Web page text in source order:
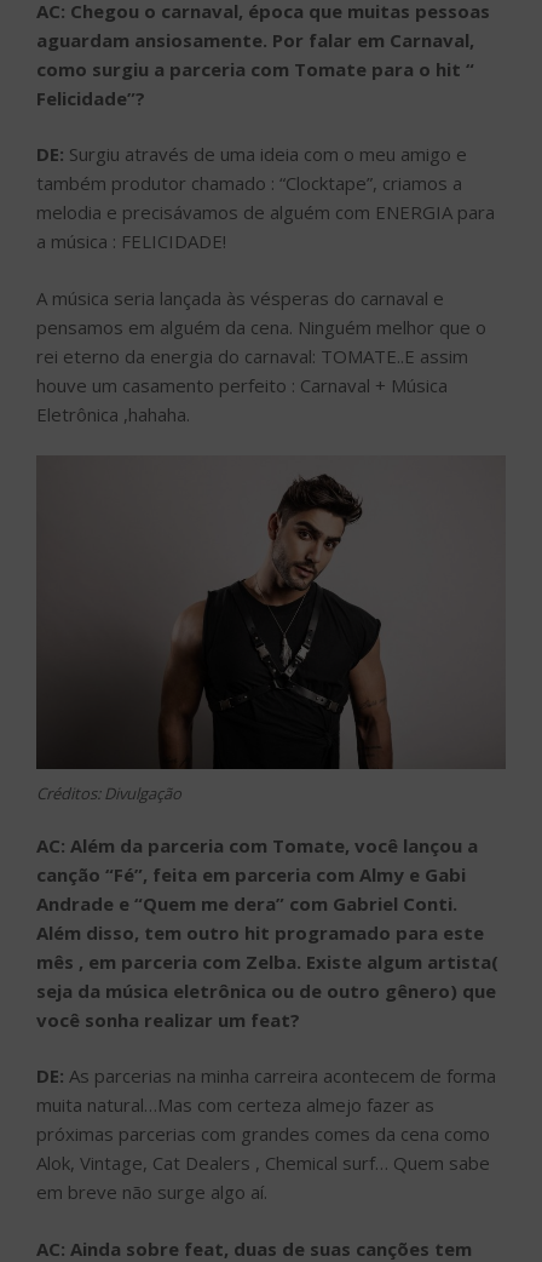
AC: Chegou o carnaval, época que muitas pessoas
aguardam ansiosamente. Por falar em Carnaval,
como surgiu a parceria com Tomate para o hit “
Felicidade”?
DE: Surgiu através de uma ideia com o meu amigo e
também produtor chamado : “Clocktape”, criamos a
melodia e precisávamos de alguém com ENERGIA para
a música : FELICIDADE!
A música seria lançada às vésperas do carnaval e
pensamos em alguém da cena. Ninguém melhor que o
rei eterno da energia do carnaval: TOMATE..E assim
houve um casamento perfeito : Carnaval + Música
Eletrônica ,hahaha.
Créditos: Divulgação
AC: Além da parceria com Tomate, você lançou a
canção “Fé”, feita em parceria com Almy e Gabi
Andrade e “Quem me dera” com Gabriel Conti.
Além disso, tem outro hit programado para este
mês , em parceria com Zelba. Existe algum artista(
seja da música eletrônica ou de outro gênero) que
você sonha realizar um feat?
DE: As parcerias na minha carreira acontecem de forma
muita natural…Mas com certeza almejo fazer as
próximas parcerias com grandes comes da cena como
Alok, Vintage, Cat Dealers , Chemical surf… Quem sabe
em breve não surge algo aí.
AC: Ainda sobre feat, duas de suas canções tem